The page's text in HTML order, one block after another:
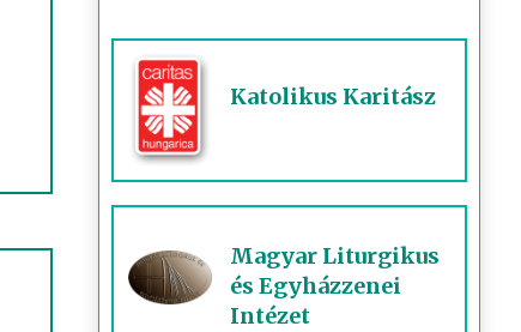
Katolikus Karitász
Magyar Liturgikus
és Egyházzenei
Intézet